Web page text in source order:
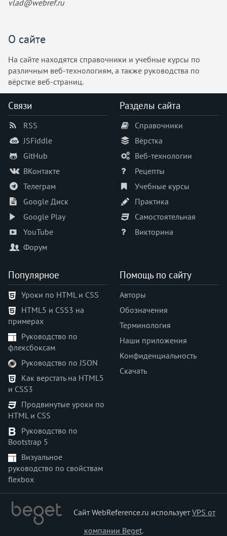
Переходы
vlad@webref.ru
О сайте
На сайте находятся справочники и учебные курсы по
различным веб-технологиям, а также руководства по
вёрстке веб-страниц.
Связи
RSS
JSFiddle
GitHub
ВКонтакте
Телеграм
Google Диск
Google Play
YouTube
Форум
Разделы сайта
Справочники
Вёрстка
Веб-технологии
Рецепты
Учебные курсы
Практика
Самостоятельная
Викторина
Популярное
Уроки по HTML и CSS
HTML5 и CSS3 на
примерах
Руководство по
флексбоксам
Руководство по JSON
Как верстать на HTML5
и CSS3
Продвинутые уроки по
HTML и CSS
Руководство по
Bootstrap 5
Визуальное
руководство по свойствам
flexbox
Помощь по сайту
Авторы
Обозначения
Терминология
Наши приложения
Конфиденциальность
Скачать
Сайт WebReference.ru используетVPS от
компании Beget.